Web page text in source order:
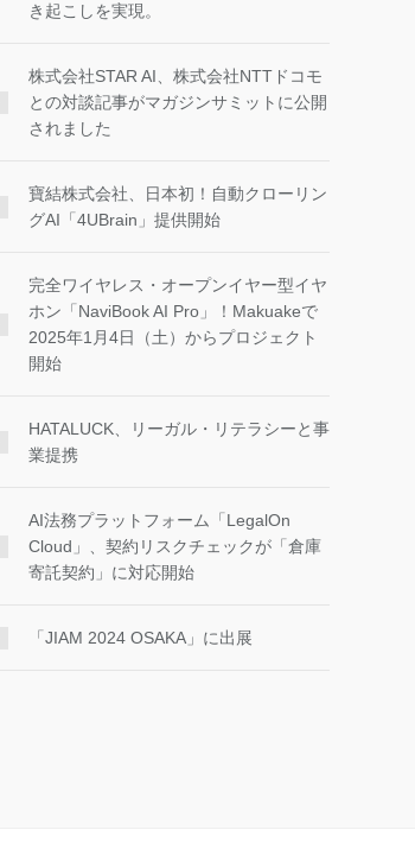
き起こしを実現。
株式会社STAR AI、株式会社NTTドコモ
との対談記事がマガジンサミットに公開
されました
寶結株式会社、日本初！自動クローリン
グAI「4UBrain」提供開始
完全ワイヤレス・オープンイヤー型イヤ
ホン「NaviBook AI Pro」！Makuakeで
2025年1月4日（土）からプロジェクト
開始
HATALUCK、リーガル・リテラシーと事
業提携
AI法務プラットフォーム「LegalOn
Cloud」、契約リスクチェックが「倉庫
寄託契約」に対応開始
「JIAM 2024 OSAKA」に出展